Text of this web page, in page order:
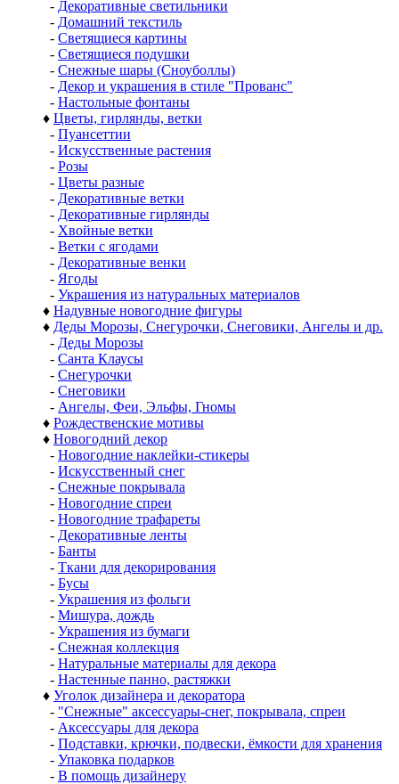
- Декоративные светильники
- Домашний текстиль
- Светящиеся картины
- Светящиеся подушки
- Снежные шары (Сноуболлы)
- Декор и украшения в стиле "Прованс"
- Настольные фонтаны
♦ Цветы, гирлянды, ветки
- Пуансеттии
- Искусственные растения
- Розы
- Цветы разные
- Декоративные ветки
- Декоративные гирлянды
- Хвойные ветки
- Ветки с ягодами
- Декоративные венки
- Ягоды
- Украшения из натуральных материалов
♦ Надувные новогодние фигуры
♦ Деды Морозы, Снегурочки, Снеговики, Ангелы и др.
- Деды Морозы
- Санта Клаусы
- Снегурочки
- Снеговики
- Ангелы, Феи, Эльфы, Гномы
♦ Рождественские мотивы
♦ Новогодний декор
- Новогодние наклейки-стикеры
- Искусственный снег
- Снежные покрывала
- Новогодние спреи
- Новогодние трафареты
- Декоративные ленты
- Банты
- Ткани для декорирования
- Бусы
- Украшения из фольги
- Мишура, дождь
- Украшения из бумаги
- Снежная коллекция
- Натуральные материалы для декора
- Настенные панно, растяжки
♦ Уголок дизайнера и декоратора
- "Снежные" аксессуары-снег, покрывала, спреи
- Аксессуары для декора
- Подставки, крючки, подвески, ёмкости для хранения
- Упаковка подарков
- В помощь дизайнеру